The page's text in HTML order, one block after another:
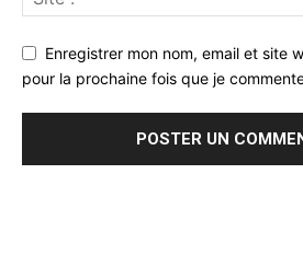
Enregistrer mon nom, email et site
pour la prochaine fois que je